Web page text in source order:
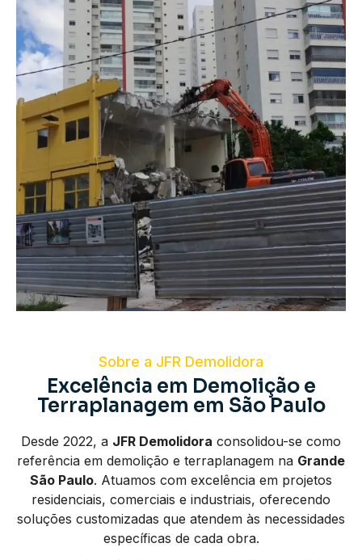
Sobre a JFR Demolidora
Excelência em Demolição e
Terraplanagem em São Paulo
Desde 2022, a JFR Demolidora consolidou-se como
referência em demolição e terraplanagem na Grande
São Paulo. Atuamos com excelência em projetos
residenciais, comerciais e industriais, oferecendo
soluções customizadas que atendem às necessidades
específicas de cada obra.